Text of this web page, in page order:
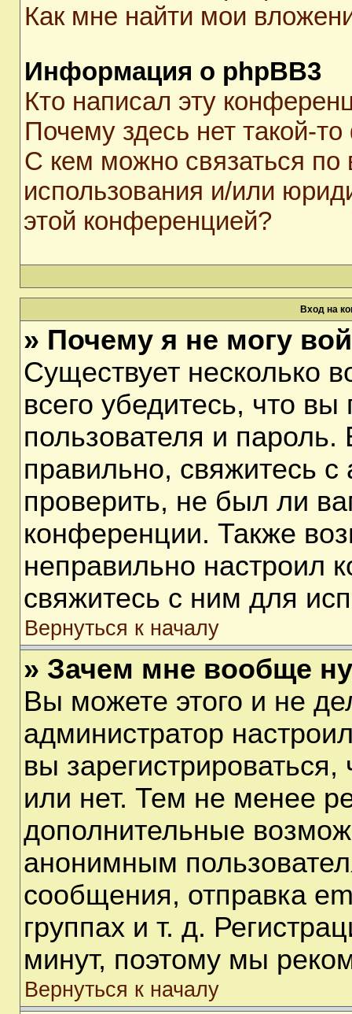
Как мне найти мои
Информация о phpBB3
Кто написал эту
Почему здесь нет такой-
С кем можно связаться по
использования и/или
этой конференцией?
Вход на
» Почему я не могу
Существует несколько
всего убедитесь, что
пользователя и
правильно, свяжитесь
проверить, не был ли
конференции. Также
неправильно настроил
свяжитесь с ним для
Вернуться к началу
» Зачем мне вообще
Вы можете этого и не
администратор
вы
или нет. Тем не менее
дополнительные
анонимным
сообщения, отправка
группах и т. д.
минут, поэтому мы
Вернуться к началу